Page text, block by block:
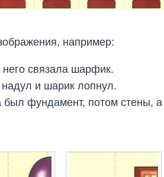
например:
связала шарфик.
и шарик лопнул.
был фундамент, потом стены, а